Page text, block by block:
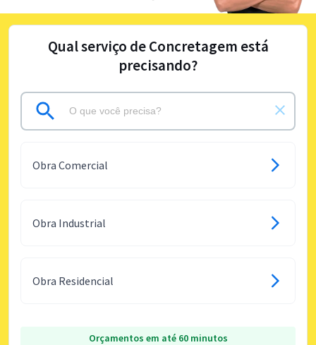
Qual serviço de Concretagem está
precisando?
Obra Comercial
Obra Industrial
Obra Residencial
Orçamentos em até 60 minutos